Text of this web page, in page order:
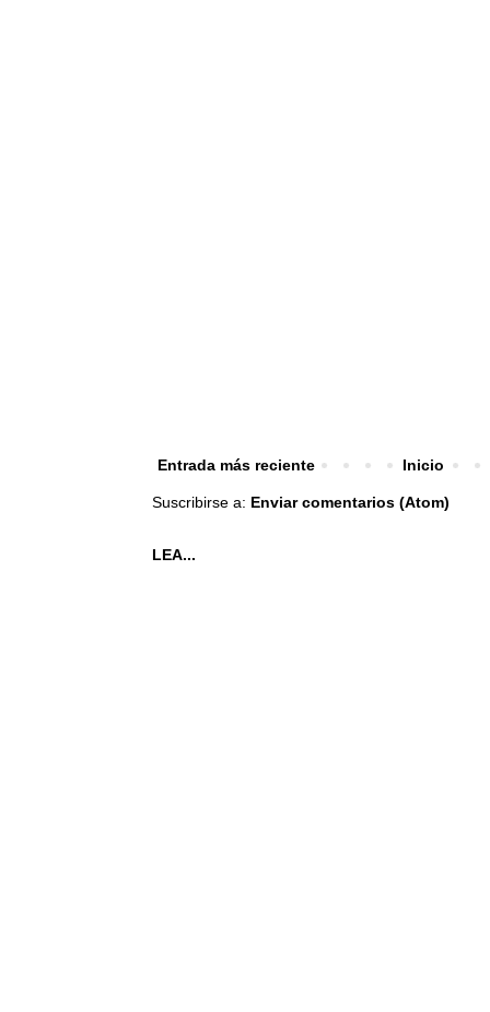
Entrada más reciente Inicio
Suscribirse a: Enviar comentarios (Atom)
LEA...